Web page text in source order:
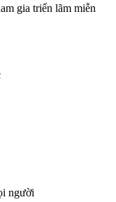
gia triển lãm miễn
người